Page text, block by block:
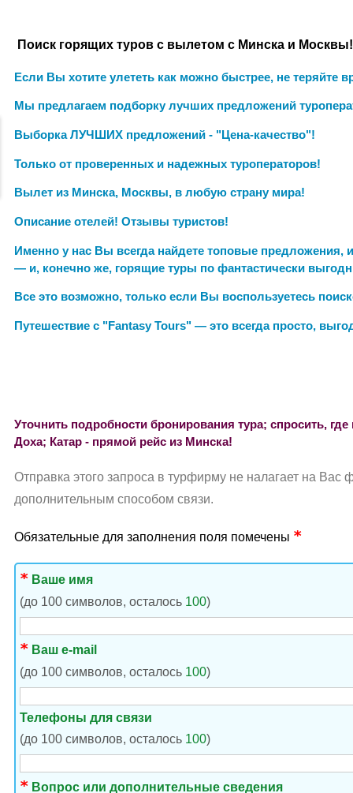
Поиск горящих туров с вылетом с Минска и Москвы!
Если Вы хотите улететь как можно быстрее, не теряйте
Мы предлагаем подборку лучших предложений
Выборка ЛУЧШИХ предложений - "Цена-качество"!
Только от проверенных и надежных туроператоров!
Вылет из Минска, Москвы, в любую страну мира!
Описание отелей! Отзывы туристов!
Именно у нас Вы всегда найдете топовые
— и, конечно же, горящие туры по фантастически
Все это возможно, только если Вы воспользуетесь поиc
Путешествие с "Fantasy Tours" — это всегда просто,
Уточнить подробности бронирования тура; спросить,
Доха; Катар - прямой рейс из Минска!
Отправка этого запроса в турфирму не налагает на Вас
дополнительным способом связи.
Обязательные для заполнения поля помечены
Ваше имя
(до 100 символов, осталось 100)
Ваш e-mail
(до 100 символов, осталось 100)
Телефоны для связи
(до 100 символов, осталось 100)
Вопрос или дополнительные сведения